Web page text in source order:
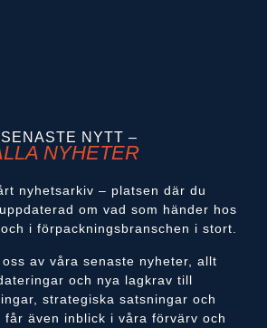
NYTT –
NYHETER
nyhetsarkiv – platsen där du
om vad som händer hos
i förpackningsbranschen i stort.
av våra senaste nyheter, allt
och nya lagkrav till
strategiska satsningar och
får även inblick i våra förvärv och